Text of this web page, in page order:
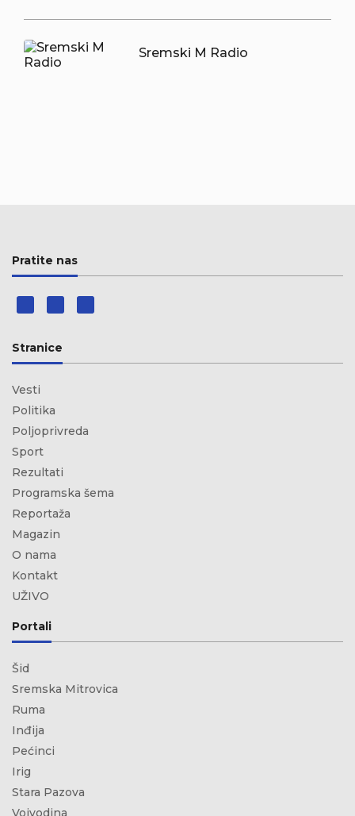
Sremski M Radio
Pratite nas
Stranice
Vesti
Politika
Poljoprivreda
Sport
Rezultati
Programska šema
Reportaža
Magazin
O nama
Kontakt
UŽIVO
Portali
Šid
Sremska Mitrovica
Ruma
Inđija
Pećinci
Irig
Stara Pazova
Vojvodina